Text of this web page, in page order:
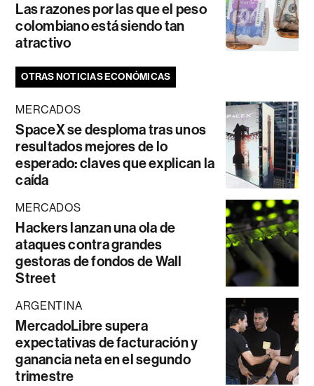
Las razones por las que el peso
colombiano está siendo tan
atractivo
OTRAS NOTICIAS ECONÓMICAS
MERCADOS
SpaceX se desploma tras unos
resultados mejores de lo
esperado: claves que explican la
caída
MERCADOS
Hackers lanzan una ola de
ataques contra grandes
gestoras de fondos de Wall
Street
ARGENTINA
MercadoLibre supera
expectativas de facturación y
ganancia neta en el segundo
trimestre